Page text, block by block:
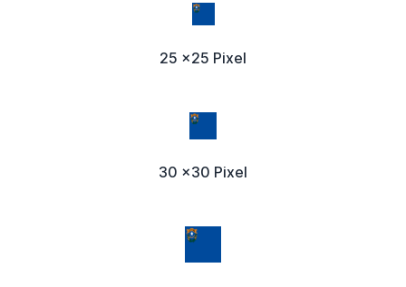
25 x25 Pixel
30 x30 Pixel